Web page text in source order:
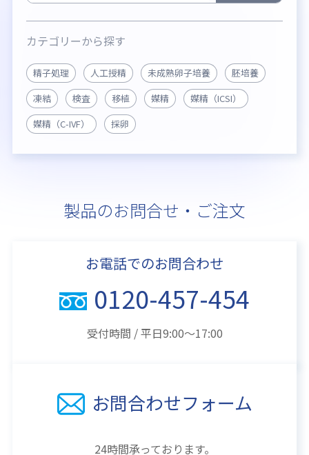
カテゴリーから探す
精子処理 人工授精 未成熟卵子培養
胚培養
凍結
検査 移植 媒精
媒精（ICSI）
媒精（C-IVF）
採卵
製品のお問合せ・ご注文
お電話でのお問合わせ
0120-457-454
受付時間 / 平日9:00～17:00
お問合わせフォーム
24時間承っております。